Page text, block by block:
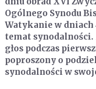
Ogólnego Synodu
Watykanie w
temat
głos podczas
poproszony o
synodalności w